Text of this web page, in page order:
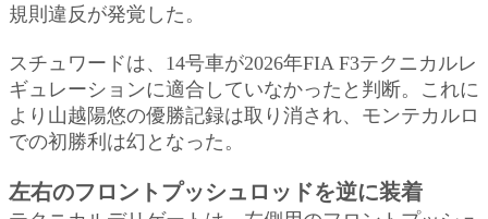
規則違反が発覚した。
スチュワードは、14号車が2026年FIA F3テクニカルレ
ギュレーションに適合していなかったと判断。これに
より山越陽悠の優勝記録は取り消され、モンテカルロ
での初勝利は幻となった。
左右のフロントプッシュロッドを逆に装着